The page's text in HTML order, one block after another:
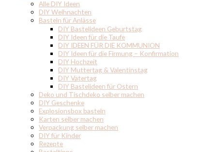
Alle DIY Ideen
DIY Weihnachten
Basteln für Anlässe
DIY Bastelideen Geburtstag
DIY Ideen für die Taufe
DIY IDEEN FÜR DIE KOMMUNION
DIY Ideen für die Firmung – Konfirmation
DIY Hochzeit
DIY Muttertag & Valentinstag
DIY Vatertag
DIY Bastelideen für Ostern
Deko und Tischdeko selber machen
DIY Geschenke
Explosionsbox basteln
Karten selber machen
Verpackung selber machen
DIY für Kinder
Rezepte